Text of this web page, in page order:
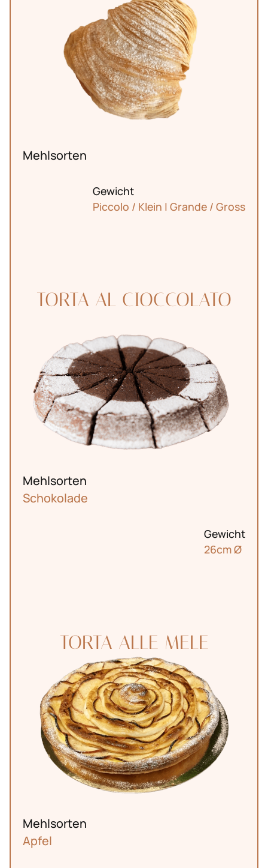
Mehlsorten
Gewicht
Piccolo / Klein | Grande / Gross
Mehlsorten
Schokolade
TORTA AL CIOCCOLATO
Gewicht
26cm Ø
Mehlsorten
Apfel
TORTA ALLE MELE